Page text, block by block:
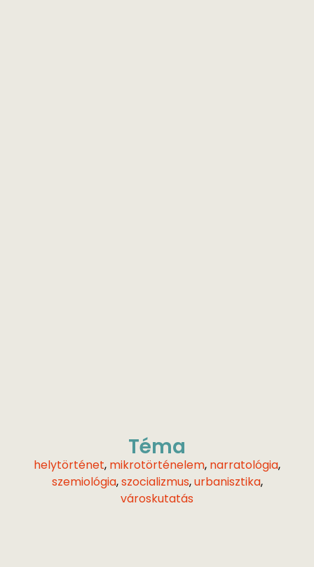
Téma
helytörténet, mikrotörténelem, narratológia,
szemiológia,szocializmus,urbanisztika,
városkutatás